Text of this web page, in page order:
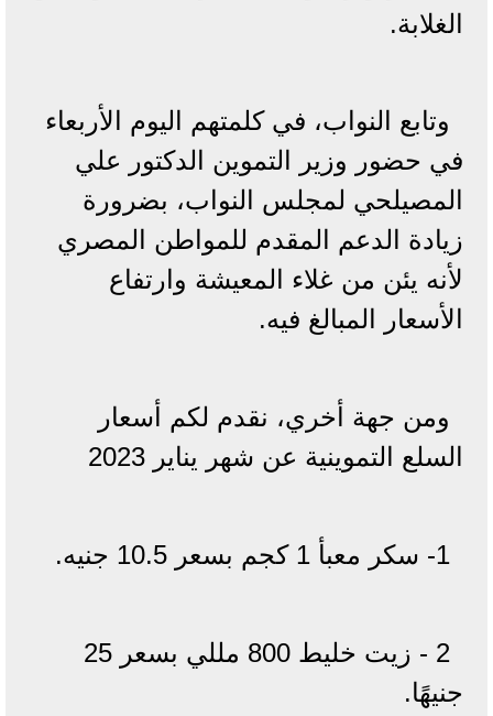
الغلابة.
وتابع النواب، في كلمتهم اليوم الأربعاء
في حضور وزير التموين الدكتور علي
المصيلحي لمجلس النواب، بضرورة
زيادة الدعم المقدم للمواطن المصري
لأنه يئن من غلاء المعيشة وارتفاع
الأسعار المبالغ فيه.
ومن جهة أخري، نقدم لكم أسعار
السلع التموينية عن شهر يناير 2023
1- سكر معبأ 1 كجم بسعر 10.5 جنيه.
2 - زيت خليط 800 مللي بسعر 25
جنيهًا.